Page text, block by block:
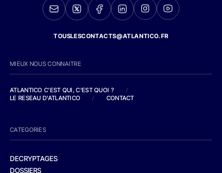
TOUSLESCONTACTS@ATLANTICO.FR
MIEUX NOUS CONNAITRE
ATLANTICO C'EST QUI, C'EST QUOI ?
/
LE RESEAU D'ATLANTICO
/ CONTACT
CATEGORIES
DECRYPTAGES
DOSSIERS